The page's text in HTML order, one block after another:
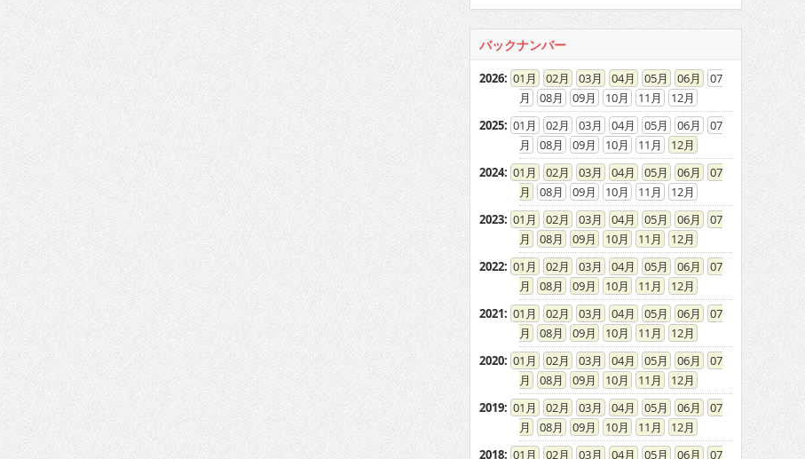
バックナンバー
2026: 01 02 03 04 05 06
07
08
09 10 11
12
2025: 01 02 03 04 05 06
07
08
09 10 11
12
2024: 01 02 03 04 05 06
07
08
09 10 11
12
2023: 01 02 03 04 05 06
07
08
09 10 11
12
2022: 01 02 03 04 05 06
07
08
09 10 11
12
2021: 01 02 03 04 05 06
07
08
09 10 11
12
2020: 01 02 03 04 05 06
07
08
09 10 11
12
2019: 01 02 03 04 05 06
07
08
09 10 11
12
2018: 01 02 03 04 05 06
07